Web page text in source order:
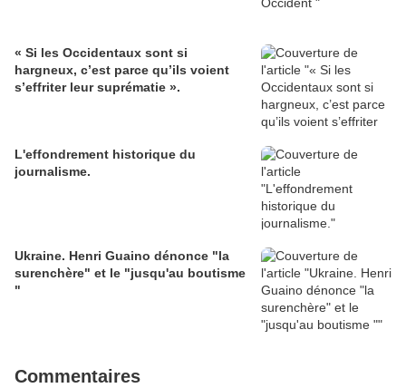
« Si les Occidentaux sont si
hargneux, c’est parce qu’ils voient
s’effriter leur suprématie ».
L'effondrement historique du
journalisme.
Ukraine. Henri Guaino dénonce "la
surenchère" et le "jusqu'au boutisme
"
Commentaires